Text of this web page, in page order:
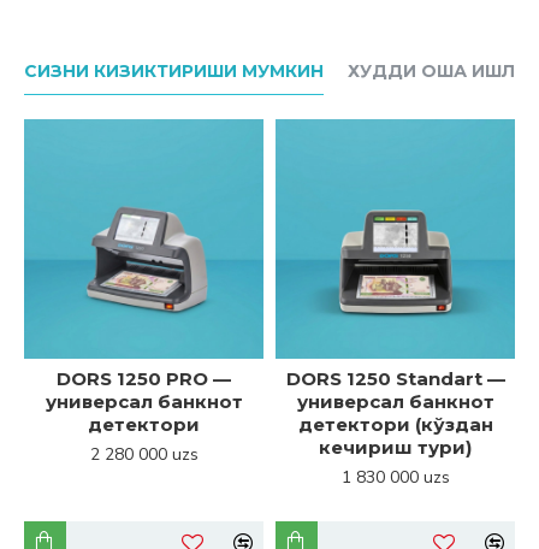
СИЗНИ КИЗИКТИРИШИ МУМКИН ХУДДИ ОША
DORS 1250 PRO —
универсал банкнот
детектори
2 280 000 uzs
DORS 1250 Standart —
универсал банкнот
детектори (кўздан
кечириш тури)
1 830 000 uzs